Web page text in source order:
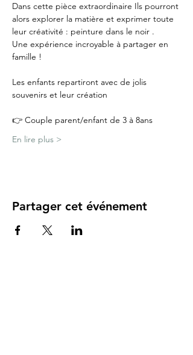
Dans cette pièce extraordinaire Ils pourront
alors explorer la matière et exprimer toute
leur créativité : peinture dans le noir .
Une expérience incroyable à partager en
famille !
Les enfants repartiront avec de jolis
souvenirs et leur création
👉 Couple parent/enfant de 3 à 8ans
En lire plus >
Partager cet événement